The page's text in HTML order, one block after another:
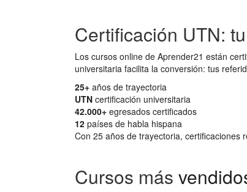
Certificación UTN: tu
Los cursos online de Aprender21 están
universitaria facilita la conversión: tus
25+ años de trayectoria
UTN certificación universitaria
42.000+ egresados certificados
12 países de habla hispana
Con 25 años de trayectoria, certificaciones
Cursos más